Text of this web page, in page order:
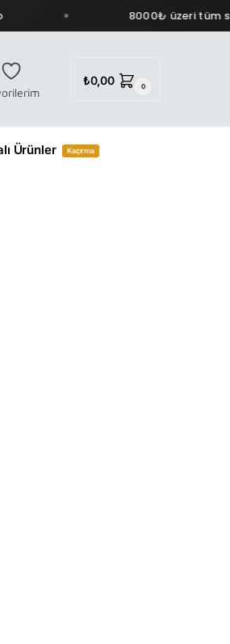
8000₺ üzeri tüm
₺0,00 0
Ürünler Kaçırma